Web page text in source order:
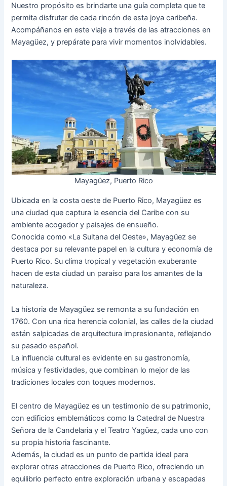
Nuestro propósito es brindarte una guía completa que te
permita disfrutar de cada rincón de esta joya caribeña.
Acompáñanos en este viaje a través de las atracciones en
Mayagüez, y prepárate para vivir momentos inolvidables.
Mayagüez, Puerto Rico
Ubicada en la costa oeste de Puerto Rico, Mayagüez es
una ciudad que captura la esencia del Caribe con su
ambiente acogedor y paisajes de ensueño.
Conocida como «La Sultana del Oeste», Mayagüez se
destaca por su relevante papel en la cultura y economía de
Puerto Rico. Su clima tropical y vegetación exuberante
hacen de esta ciudad un paraíso para los amantes de la
naturaleza.
La historia de Mayagüez se remonta a su fundación en
1760. Con una rica herencia colonial, las calles de la ciudad
están salpicadas de arquitectura impresionante, reflejando
su pasado español.
La influencia cultural es evidente en su gastronomía,
música y festividades, que combinan lo mejor de las
tradiciones locales con toques modernos.
El centro de Mayagüez es un testimonio de su patrimonio,
con edificios emblemáticos como la Catedral de Nuestra
Señora de la Candelaria y el Teatro Yagüez, cada uno con
su propia historia fascinante.
Además, la ciudad es un punto de partida ideal para
explorar otras atracciones de Puerto Rico, ofreciendo un
equilibrio perfecto entre exploración urbana y escapadas